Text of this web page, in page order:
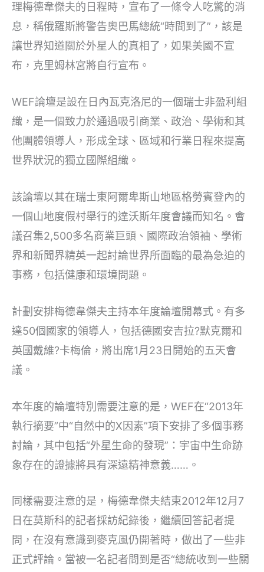
理梅德韋傑夫的日程時，宣布了一條令人吃驚的消
息，稱俄羅斯將警告奧巴馬總統“時間到了”，該是
讓世界知道關於外星人的真相了，如果美國不宣
布，克里姆林宮將自行宣布。
WEF論壇是設在日內瓦克洛尼的一個瑞士非盈利組
織，是一個致力於通過吸引商業、政治、學術和其
他團體領導人，形成全球、區域和行業日程來提高
世界狀況的獨立國際組織。
該論壇以其在瑞士東阿爾卑斯山地區格勞賓登內的
一個山地度假村舉行的達沃斯年度會議而知名。會
議召集2,500多名商業巨頭、國際政治領袖、學術
界和新聞界精英一起討論世界所面臨的最為急迫的
事務，包括健康和環境問題。
計劃安排梅德韋傑夫主持本年度論壇開幕式。有多
達50個國家的領導人，包括德國安吉拉?默克爾和
英國戴維?卡梅倫，將出席1月23日開始的五天會
議。
本年度的論壇特別需要注意的是，WEF在“2013年
執行摘要”中“自然中的X因素”項下安排了多個事務
討論，其中包括“外星生命的發現”：宇宙中生命跡
象存在的證據將具有深遠精神意義……。
同樣需要注意的是，梅德韋傑夫結束2012年12月7
日在莫斯科的記者採訪紀錄後，繼續回答記者提
問，在沒有意識到麥克風仍開著時，做出了一些非
正式評論。當被一名記者問到是否“總統收到一些關